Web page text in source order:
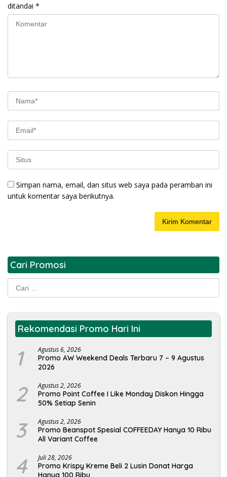
ditandai *
Simpan nama, email, dan situs web saya pada peramban ini
untuk komentar saya berikutnya.
Cari Promosi
Rekomendasi Promo Hari Ini
1 Agustus 6, 2026
Promo AW Weekend Deals Terbaru 7 – 9 Agustus
2026
2 Agustus 2, 2026
Promo Point Coffee I Like Monday Diskon Hingga
50% Setiap Senin
3 Agustus 2, 2026
Promo Beanspot Spesial COFFEEDAY Hanya 10 Ribu
All Variant Coffee
4 Juli 28, 2026
Promo Krispy Kreme Beli 2 Lusin Donat Harga
Hanya 100 Ribu